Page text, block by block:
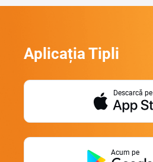
Aplicația Tipli
Descarcă pe
Acum pe